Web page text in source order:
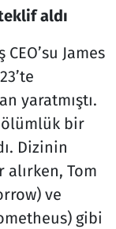
aldı
James
yaratmıştı.
bir
Dizinin
alırken, Tom
ve
gibi